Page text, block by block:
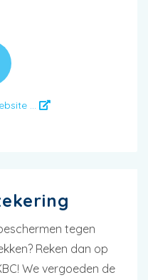
...
tegen
Reken dan op
We vergoeden de